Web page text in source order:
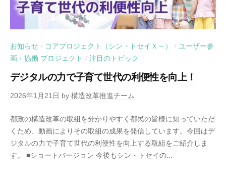
お知らせ / コアプロジェクト（シン・トセイＸ～） / ユーザー参
画・協働 プロジェクト
/ 注目のトピック
デジタルの力で子育て世代の利便性を向上！
2026年1月21日 by 構造改革推進チーム
都政の構造改革の取組を分かりやすく都民の皆様に知っていただ
くため、動画によりその取組の成果を発信しています。今回はデ
ジタルの力で子育て世代の利便性を向上する取組をご紹介しま
す。 ■ショートバージョン 今後もシン・トセイの...